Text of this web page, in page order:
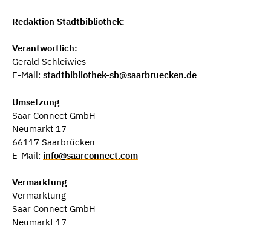
Redaktion Stadtbibliothek:
Verantwortlich:
Gerald Schleiwies
E-Mail: stadtbibliothek-sb@saarbruecken.de
Umsetzung
Saar Connect GmbH
Neumarkt 17
66117 Saarbrücken
E-Mail: info@saarconnect.com
Vermarktung
Vermarktung
Saar Connect GmbH
Neumarkt 17